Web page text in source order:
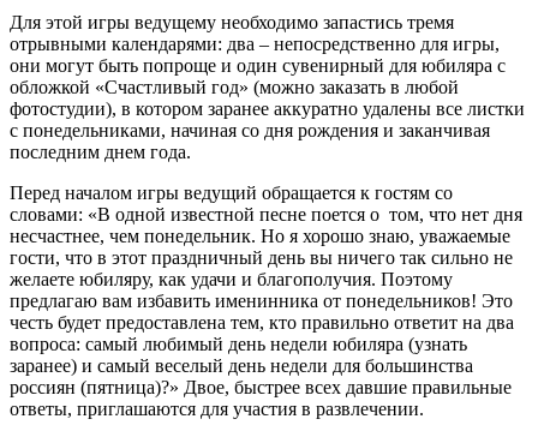
Для этой игры ведущему необходимо запастись тремя
отрывными календарями: два – непосредственно для игры,
они могут быть попроще и один сувенирный для юбиляра с
обложкой «Счастливый год» (можно заказать в любой
фотостудии), в котором заранее аккуратно удалены все листки
с понедельниками, начиная со дня рождения и заканчивая
последним днем года.
Перед началом игры ведущий обращается к гостям со
словами: «В одной известной песне поется о том, что нет дня
несчастнее, чем понедельник. Но я хорошо знаю, уважаемые
гости, что в этот праздничный день вы ничего так сильно не
желаете юбиляру, как удачи и благополучия. Поэтому
предлагаю вам избавить именинника от понедельников! Это
честь будет предоставлена тем, кто правильно ответит на два
вопроса: самый любимый день недели юбиляра (узнать
заранее) и самый веселый день недели для большинства
россиян (пятница)?» Двое, быстрее всех давшие правильные
ответы, приглашаются для участия в развлечении.